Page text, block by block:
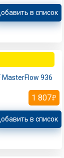
в список
936
1 807
в список